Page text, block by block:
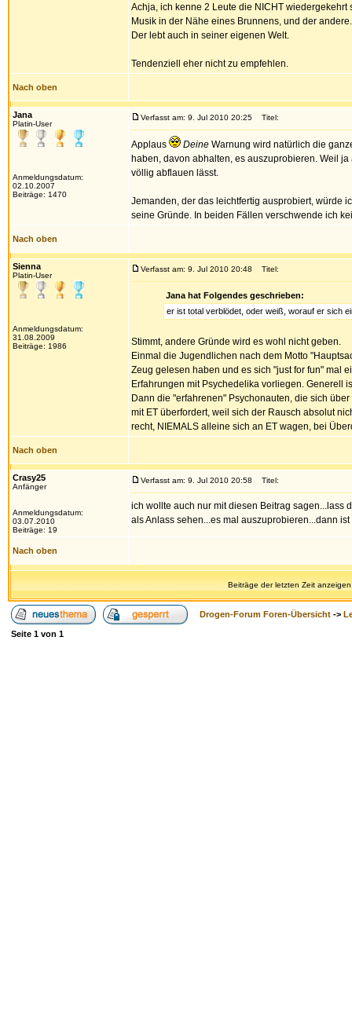
Achja, ich kenne 2 Leute die NICHT
Musik in der Nähe eines Brunnens, und der
Der lebt auch in seiner eigenen Welt.
Tendenziell eher nicht zu empfehlen.
Nach oben
Jana
Platin-User
Anmeldungsdatum:
02.10.2007
Beiträge: 1470
Verfasst am: 9. Jul 2010 20:25 Titel:
Applaus Deine Warnung wird natürlich die
haben, davon abhalten, es auszuprobieren. Weil
völlig abflauen lässt.
Jemanden, der das leichtfertig ausprobiert, würde
seine Gründe. In beiden Fällen verschwende ich
Nach oben
Sienna
Platin-User
Anmeldungsdatum:
31.08.2009
Beiträge: 1986
Verfasst am: 9. Jul 2010 20:48 Titel:
Jana hat Folgendes geschrieben:
er ist total verblödet, oder weiß, worauf er sich
Stimmt, andere Gründe wird es wohl nicht geben.
Einmal die Jugendlichen nach dem Motto
Zeug gelesen haben und es sich "just for fun" mal
Erfahrungen mit Psychedelika vorliegen. Generell
Dann die "erfahrenen" Psychonauten, die sich
mit ET überfordert, weil sich der Rausch absolut
recht, NIEMALS alleine sich an ET wagen, bei
Nach oben
Crasy25
Anfänger
Anmeldungsdatum:
03.07.2010
Beiträge: 19
Verfasst am: 9. Jul 2010 20:58 Titel:
ich wollte auch nur mit diesen Beitrag sagen...lass
als Anlass sehen...es mal auszuprobieren...dann
Nach oben
Beiträge der letzten Zeit
Drogen-Forum Foren-Übersicht ->
Seite 1 von 1